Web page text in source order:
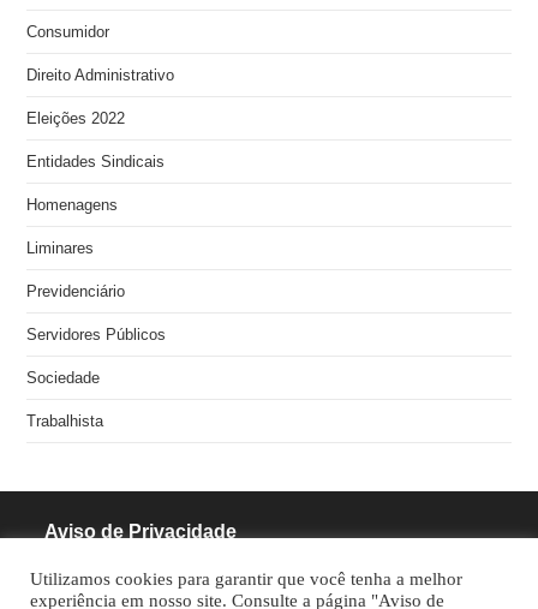
Consumidor
Direito Administrativo
Eleições 2022
Entidades Sindicais
Homenagens
Liminares
Previdenciário
Servidores Públicos
Sociedade
Trabalhista
Aviso de Privacidade
RODRIGUES PINHEIRO ADVOCACIA S/S
Utilizamos cookies para garantir que você tenha a melhor
experiência em nosso site. Consulte a página "Aviso de